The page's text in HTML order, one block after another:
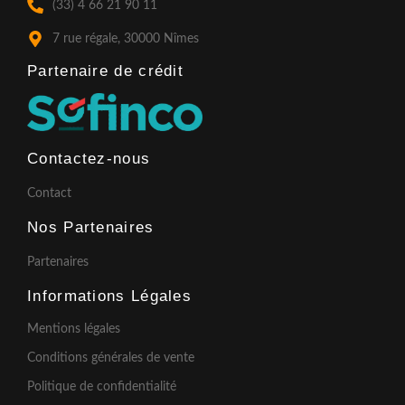
-
f
m
(33) 4 66 21 90 11
7 rue régale, 30000 Nîmes
Partenaire de crédit​
Contactez-nous
Contact
Nos Partenaires
Partenaires
Informations Légales
Mentions légales
Conditions générales de vente
Politique de confidentialité